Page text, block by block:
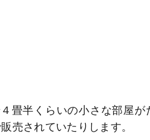
畳半くらいの小さな部屋が
売されていたりします。